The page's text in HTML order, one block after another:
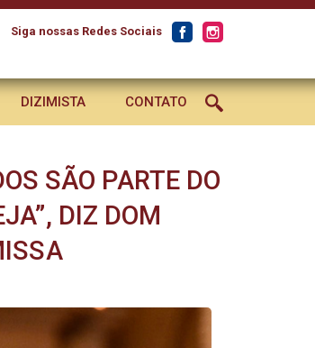
Siga nossas Redes Sociais
DIZIMISTA CONTATO
SÃO PARTE DO
DIZ DOM